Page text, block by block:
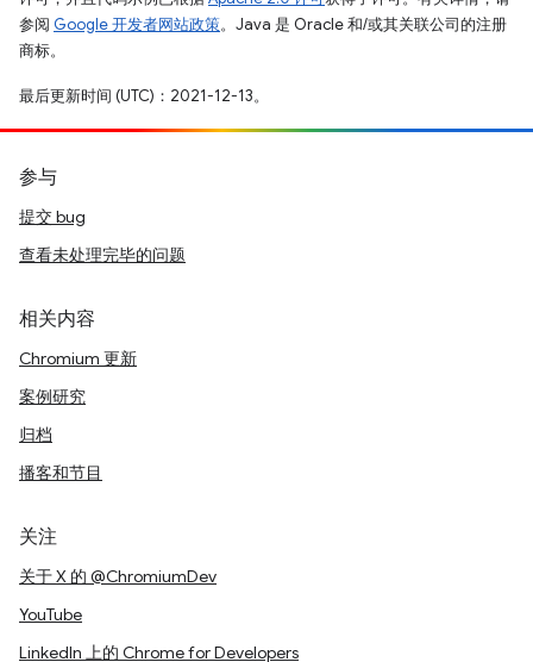
参阅 Google 开发者网站政策。Java 是 Oracle 和/或其关联公司的注册
商标。
最后更新时间 (UTC)：2021-12-13。
参与
提交 bug
查看未处理完毕的问题
相关内容
Chromium 更新
案例研究
归档
播客和节目
关注
关于 X 的 @ChromiumDev
YouTube
LinkedIn 上的 Chrome for Developers